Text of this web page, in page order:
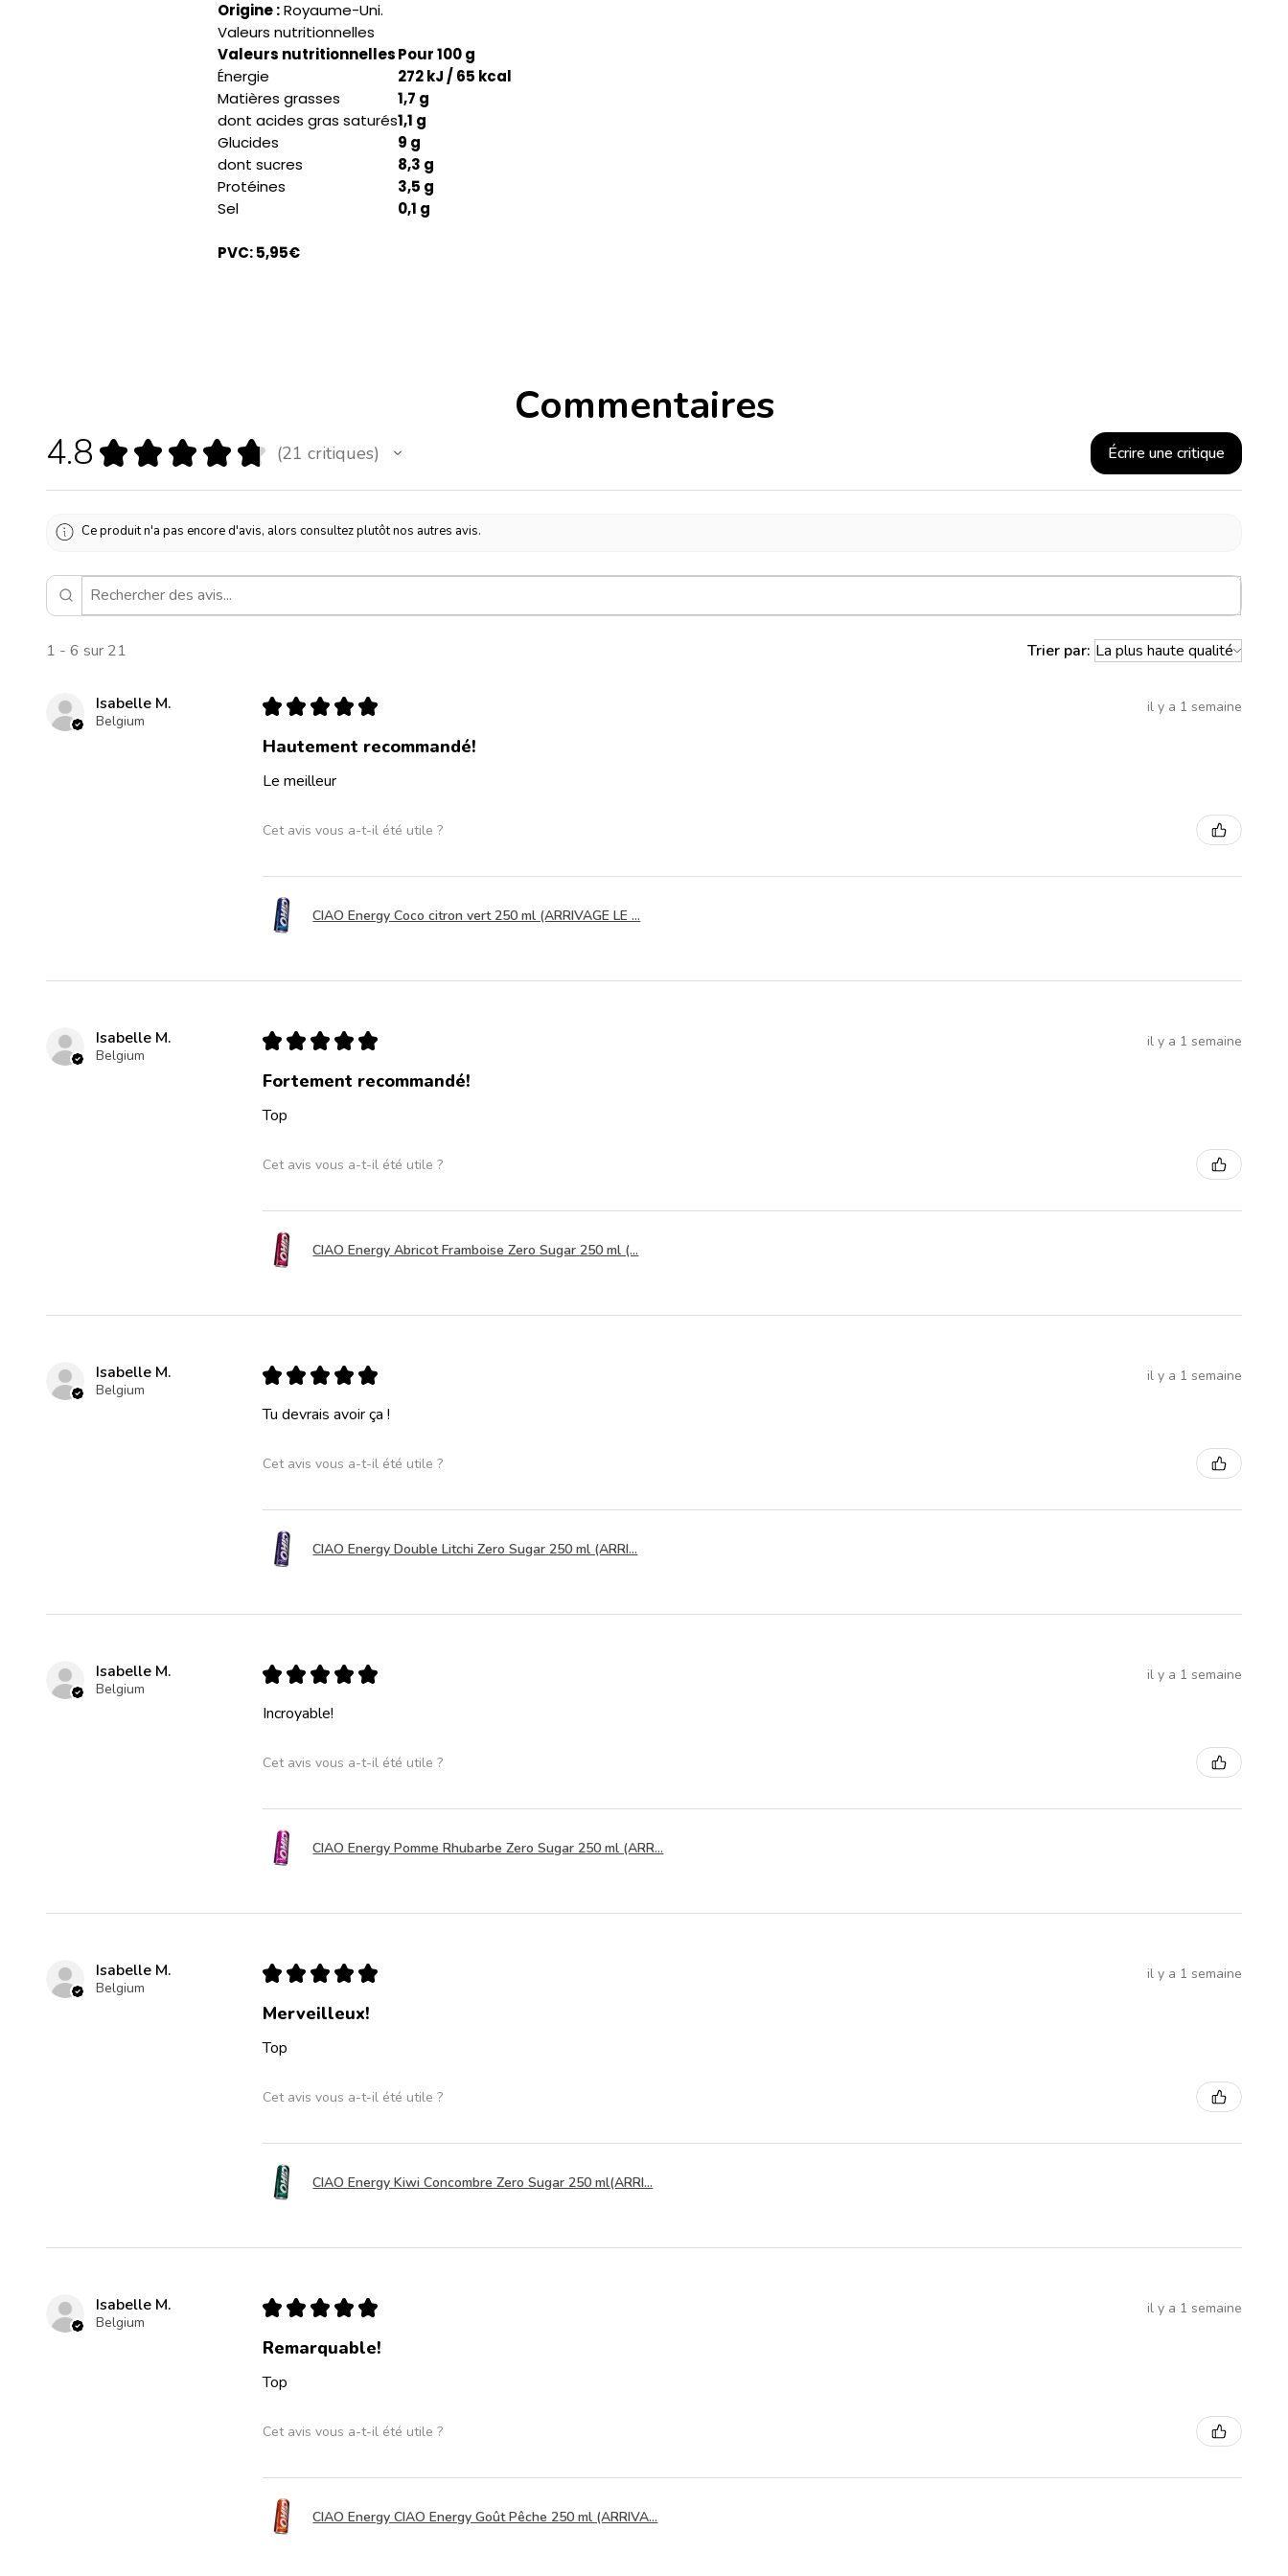
Origine :Royaume-Uni.
Valeurs nutritionnelles
Valeurs nutritionnellesPour 100 g
Énergie
272 kJ / 65 kcal
Matières grasses
1,7 g
dont acides gras saturés1,1 g
Glucides
9 g
dont sucres
8,3 g
Protéines
3,5 g
Sel
0,1 g
PVC: 5,95€
Commentaires
4.8 ★ ★ ★ ★ ★ 21 critiques
21 Écrire une critique
Ce produit n'a pas encore d'avis, alors consultez plutôt nos autres avis.
1 - 6 sur 21 Trier par:
Isabelle M.
Belgium
★ ★ ★ ★ ★ il y a 1 semaine
Hautement recommandé!
Le meilleur
Cet avis vous a-t-il été utile ?
CIAO Energy Coco citron vert 250 ml (ARRIVAGE LE ...
Isabelle M.
Belgium
★ ★ ★ ★ ★ il y a 1 semaine
Fortement recommandé!
Top
Cet avis vous a-t-il été utile ?
CIAO Energy Abricot Framboise Zero Sugar 250 ml (...
Isabelle M.
Belgium
★ ★ ★ ★ ★ il y a 1 semaine
Tu devrais avoir ça !
Cet avis vous a-t-il été utile ?
CIAO Energy Double Litchi Zero Sugar 250 ml (ARRI...
Isabelle M.
Belgium
★ ★ ★ ★ ★ il y a 1 semaine
Incroyable!
Cet avis vous a-t-il été utile ?
CIAO Energy Pomme Rhubarbe Zero Sugar 250 ml (ARR...
Isabelle M.
Belgium
★ ★ ★ ★ ★ il y a 1 semaine
Merveilleux!
Top
Cet avis vous a-t-il été utile ?
CIAO Energy Kiwi Concombre Zero Sugar 250 ml(ARRI...
Isabelle M.
Belgium
★ ★ ★ ★ ★ il y a 1 semaine
Remarquable!
Top
Cet avis vous a-t-il été utile ?
CIAO Energy CIAO Energy Goût Pêche 250 ml (ARRIVA...